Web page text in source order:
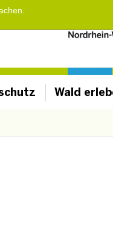
Wald